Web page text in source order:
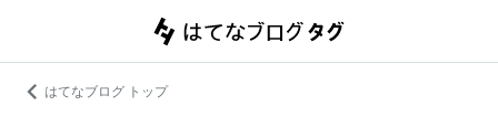
はてなブログ トップ